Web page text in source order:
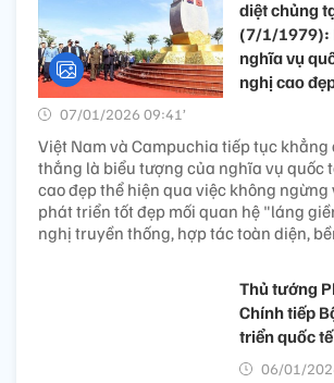
diệt chủng
(7/1/1979):
nghĩa vụ
nghị cao
07/01/2026 09:41’
Việt Nam và Campuchia tiếp tục khẳng
thắng là biểu tượng của nghĩa vụ quốc
cao đẹp thể hiện qua việc không ngừng
phát triển tốt đẹp mối quan hệ "láng
nghị truyền thống, hợp tác toàn diện,
Thủ tướng
Chính tiếp
triển quốc
06/01/